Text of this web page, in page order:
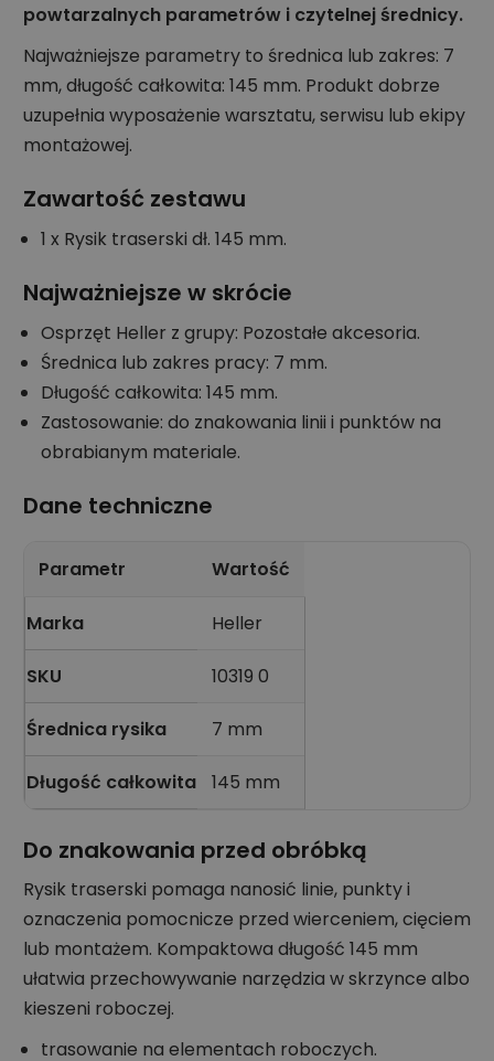
powtarzalnych parametrów i czytelnej średnicy.
Najważniejsze parametry to średnica lub zakres: 7
mm, długość całkowita: 145 mm. Produkt dobrze
uzupełnia wyposażenie warsztatu, serwisu lub ekipy
montażowej.
Zawartość zestawu
1 x Rysik traserski dł. 145 mm.
Najważniejsze w skrócie
Osprzęt Heller z grupy: Pozostałe akcesoria.
Średnica lub zakres pracy: 7 mm.
Długość całkowita: 145 mm.
Zastosowanie: do znakowania linii i punktów na
obrabianym materiale.
Dane techniczne
Parametr Wartość
Marka Heller
SKU 10319 0
Średnica rysika 7 mm
Długość całkowita 145 mm
Do znakowania przed obróbką
Rysik traserski pomaga nanosić linie, punkty i
oznaczenia pomocnicze przed wierceniem, cięciem
lub montażem. Kompaktowa długość 145 mm
ułatwia przechowywanie narzędzia w skrzynce albo
kieszeni roboczej.
trasowanie na elementach roboczych.